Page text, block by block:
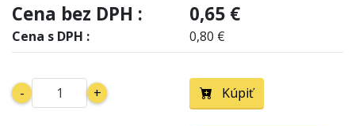
Cena bez DPH : 0,65 €
Cena s DPH : 0,80 €
- + Kúpiť